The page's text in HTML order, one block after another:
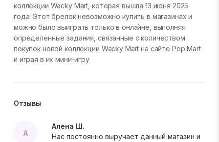
коллекции Wacky Mart, которая вышла 13 июня 2025
года. Этот брелок невозможно купить в магазинах и
можно было выиграть только в онлайне, выполняя
определенные задания, связанные с количеством
покупок новой коллекции Wacky Mart на сайте Pop Mart
и играя в их мини-игру
Отзывы
А
Алена Ш.
Нас постоянно выручает данный магазин и